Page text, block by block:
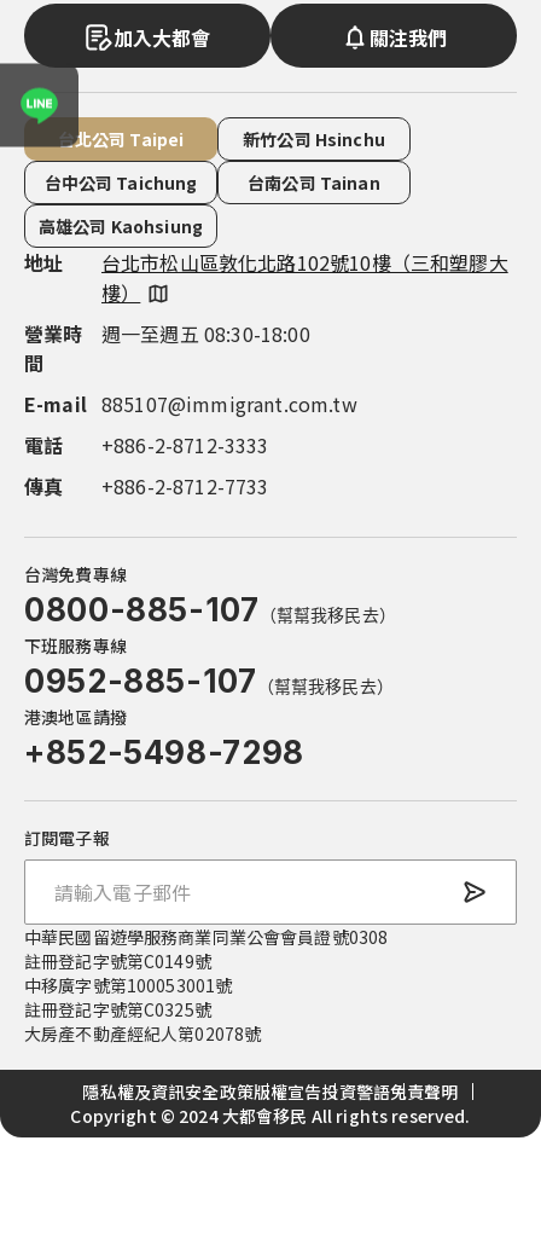
諾魯
英國
愛爾蘭
土耳其
葡萄牙
希臘
西班牙
蒙特內哥羅
義大利
保加利亞
賽普勒斯
杜拜
新加坡
泰國
馬來西亞
日本
台灣
聖多美普林西比
萬那杜概述
諾魯概述
英國概述
愛爾蘭概述
土耳其概述
葡萄牙概述
希臘概述
馬爾他概述
西班牙概述
蒙特內哥羅概述
保加利亞概述
杜拜概述
新加坡概述
泰國概述
馬來西亞概述
菲律賓概述
日本概述
台灣概述
聖多美普林西比概述
加入大都會 關注我們
台北公司 Taipei
新竹公司 Hsinchu
台中公司 Taichung
台南公司 Tainan
高雄公司 Kaohsiung
地址
台北市松山區敦化北路102號10樓（三和塑膠大
樓）
營業時
間
週一至週五 08:30-18:00
E-mail 885107@immigrant.com.tw
電話
+886-2-8712-3333
傳真
+886-2-8712-7733
地址
新竹市東區慈雲路118號14樓之7（雲智匯大
樓）
營業時
間
週一至週五 09:00-18:00
電話
+886-3-563-8555
傳真
+886-2-8712-7733
地址
台中市西屯區市政路386號14樓之5（市政都心
廣場）
營業時
間
週一至週五 08:30-18:00
電話
+886-4-2252-1000
傳真
+886-4-2252-1999
地址
台南市永康區中華路1-100號16 樓（良美金三角
大樓）
營業時
間
週一至週五 08:30-18:00
電話
+886-6-311-0555
傳真
+886-7-555-9587
地址
高雄市鼓山區明誠三路683號4樓（市政總裁大
樓）
營業時
間
週一至週五 08:30-18:00
電話
+886-7-555-9597
傳真
+886-7-555-9587
台灣免費專線
0800-885-107 （幫幫我移民去）
下班服務專線
0952-885-107 （幫幫我移民去）
港澳地區請撥
+852-5498-7298
訂閱電子報
中華民國留遊學服務商業同業公會會員證號0308
註冊登記字號第C0149號
中移廣字號第100053001號
註冊登記字號第C0325號
大房產不動產經紀人第02078號
隱私權及資訊安全政策版權宣告投資警語免責聲明
Copyright © 2024 大都會移民 All rights reserved.
表單送出成功！
專員將於1~２個工作天與您聯繫